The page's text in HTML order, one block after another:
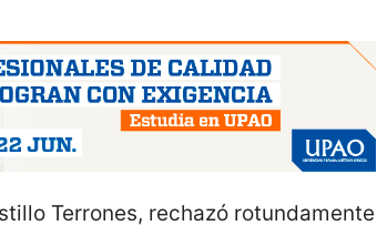
Terrones, rechazó rotundamente